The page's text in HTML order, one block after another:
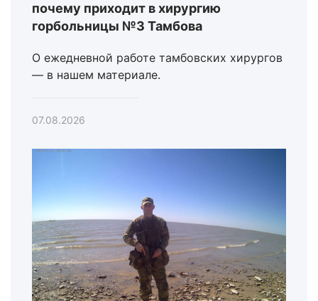
почему приходит в хирургию
горбольницы №3 Тамбова
О ежедневной работе тамбовских хирургов
— в нашем материале.
07.08.2026